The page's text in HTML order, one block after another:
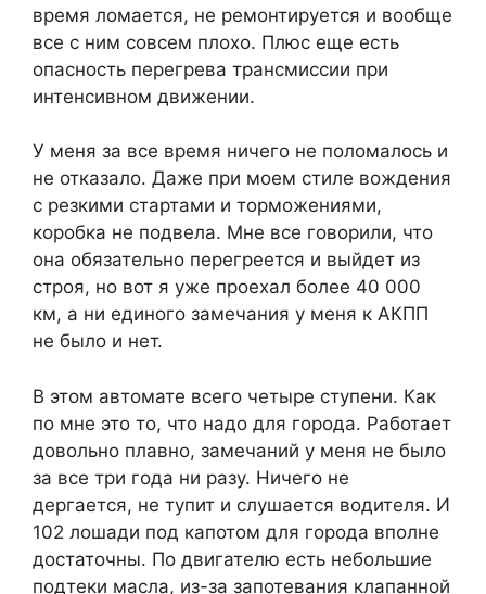
время ломается, не ремонтируется и вообще
все с ним совсем плохо. Плюс еще есть
опасность перегрева трансмиссии при
интенсивном движении.
У меня за все время ничего не поломалось и
не отказало. Даже при моем стиле вождения
с резкими стартами и торможениями,
коробка не подвела. Мне все говорили, что
она обязательно перегреется и выйдет из
строя, но вот я уже проехал более 40 000
км, а ни единого замечания у меня к АКПП
не было и нет.
В этом автомате всего четыре ступени. Как
по мне это то, что надо для города. Работает
довольно плавно, замечаний у меня не было
за все три года ни разу. Ничего не
дергается, не тупит и слушается водителя. И
102 лошади под капотом для города вполне
достаточны. По двигателю есть небольшие
подтеки масла, из-за запотевания клапанной